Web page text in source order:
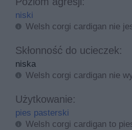
niski
Welsh corgi cardigan nie
Skłonność do ucieczek:
niska
Welsh corgi cardigan nie
Użytkowanie:
pies pasterski
Welsh corgi cardigan to